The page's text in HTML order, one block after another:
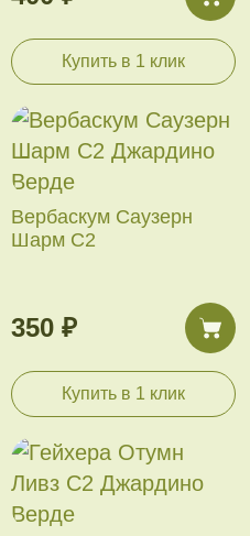
Купить в 1 клик
Вербаскум Саузерн
Шарм С2
350 ₽
Купить в 1 клик